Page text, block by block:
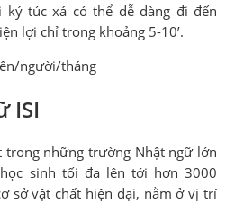
ký túc xá có thể dễ dàng đi đến
lợi chỉ trong khoảng 5-10’.
người/tháng
ISI
trong những trường Nhật ngữ lớn
sinh tối đa lên tới hơn 3000
sở vật chất hiện đại, nằm ở vị trí